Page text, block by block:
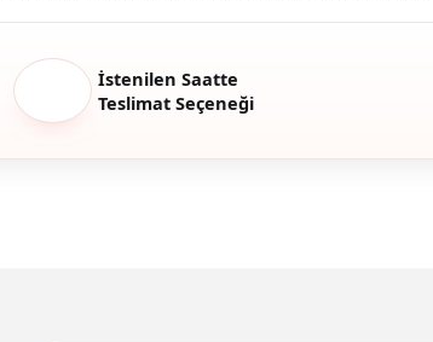
İstenilen Saatte
Teslimat Seçeneği